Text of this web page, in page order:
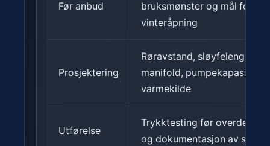
Før anbud
bruksmønster og mål for
vinteråpning
Prosjektering
Røravstand, sløyfelengder,
manifold, pumpekapasitet
varmekilde
Utførelse
Trykktesting før
og dokumentasjon av